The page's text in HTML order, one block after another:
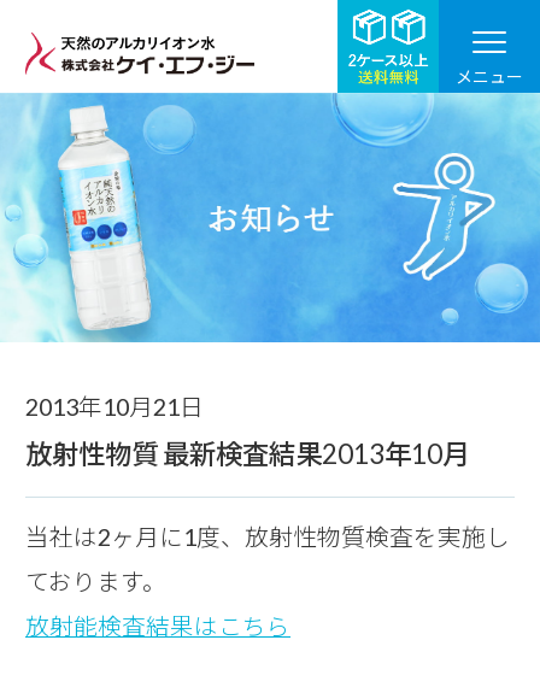
メニュー
お知らせ
2013年10月21日
放射性物質 最新検査結果2013年10月
当社は2ヶ月に1度、放射性物質検査を実施し
ております。
放射能検査結果はこちら